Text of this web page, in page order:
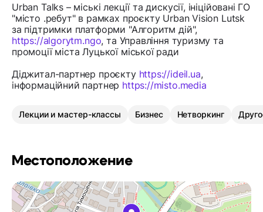
Urban Talks – міські лекції та дискусії, ініційовані ГО
"місто .ребут" в рамках проєкту Urban Vision Lutsk
за підтримки платформи "Алгоритм дій",
https://algorytm.ngo, та Управління туризму та
промоції міста Луцької міської ради
Діджитал-партнер проєкту https://ideil.ua,
інформаційний партнер https://misto.media
Лекции и мастер-классы Бизнес Нетворкинг
Местоположение